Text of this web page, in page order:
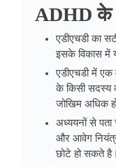
ADHD के
एडीएचडी का
इसके विकास में
एडीएचडी में
के किसी सदस्य
जोखिम अधिक
अध्ययनों से पता
और आवेग
छोटे हो सकते है।